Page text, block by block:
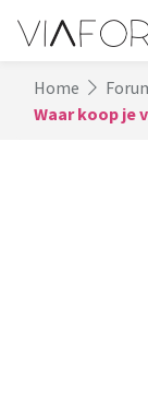
Home
Waar koop je